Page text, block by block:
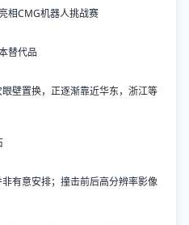
相CMG机器人挑战赛
替代品
壁置换，正逐渐靠近华东，浙江等
有意安排；撞击前后高分辨率影像